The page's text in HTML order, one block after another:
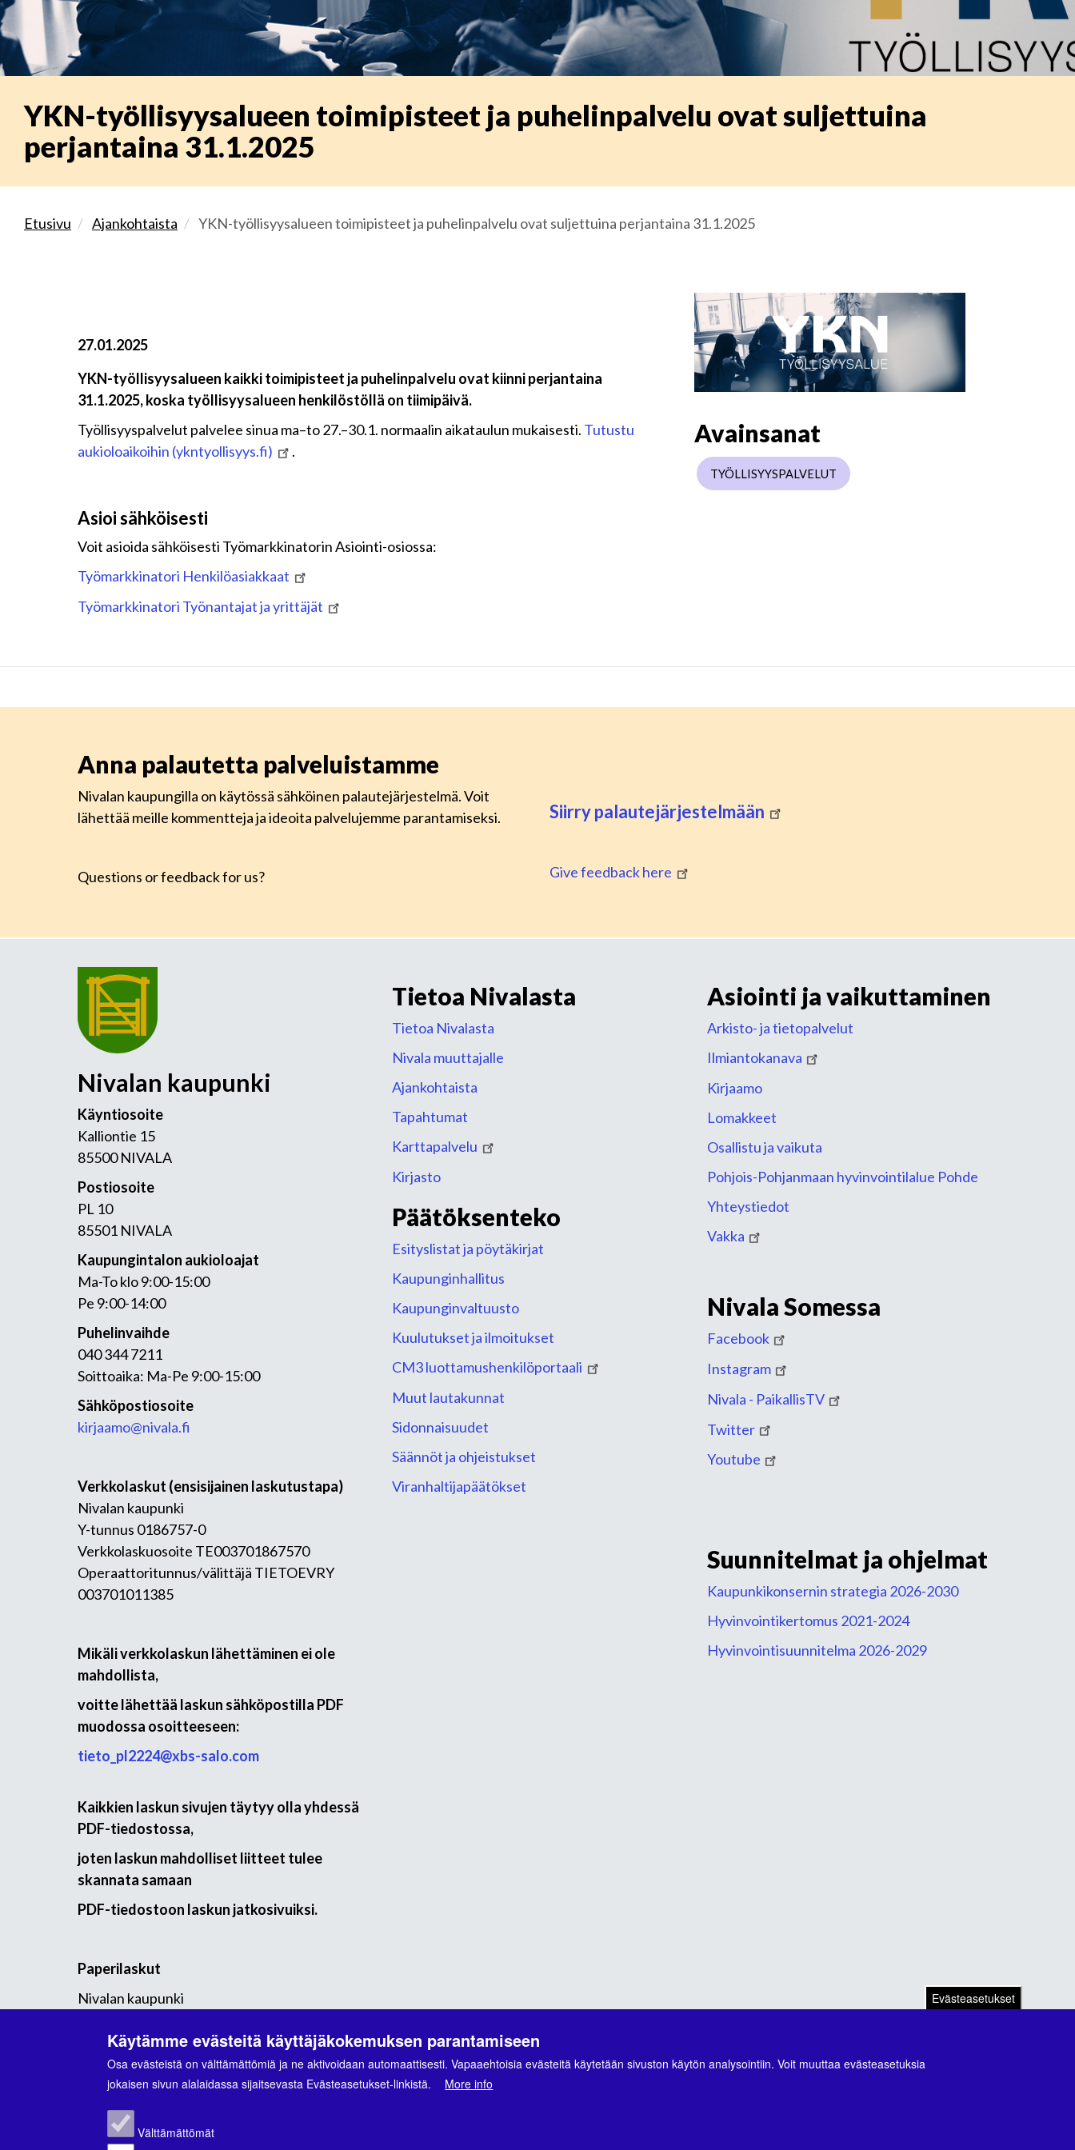
YKN-työllisyysalueen toimipisteet ja puhelinpalvelu ovat suljettuina
perjantaina 31.1.2025
Etusivu Ajankohtaista YKN-työllisyysalueen toimipisteet ja puhelinpalvelu ovat suljettuina perjantaina 31.1.2025
27.01.2025
YKN-työllisyysalueen kaikki toimipisteet ja puhelinpalvelu ovat kiinni perjantaina
31.1.2025, koska työllisyysalueen henkilöstöllä on tiimipäivä.
Työllisyyspalvelut palvelee sinua ma–to 27.–30.1. normaalin aikataulun mukaisesti. Tutustu
aukioloaikoihin (ykntyollisyys.fi)
.
Asioi sähköisesti
Voit asioida sähköisesti Työmarkkinatorin Asiointi-osiossa:
Työmarkkinatori Henkilöasiakkaat
Työmarkkinatori Työnantajat ja yrittäjät
Avainsanat
TYÖLLISYYSPALVELUT
Anna palautetta palveluistamme
Nivalan kaupungilla on käytössä sähköinen palautejärjestelmä. Voit
lähettää meille kommentteja ja ideoita palvelujemme parantamiseksi.
Questions or feedback for us?
Siirry palautejärjestelmään
Give feedback here
Nivalan kaupunki
Käyntiosoite
Kalliontie 15
85500 NIVALA
Postiosoite
PL 10
85501 NIVALA
Kaupungintalon aukioloajat
Ma-To klo 9:00-15:00
Pe 9:00-14:00
Puhelinvaihde
040 344 7211
Soittoaika: Ma-Pe 9:00-15:00
Sähköpostiosoite
kirjaamo@nivala.fi
Verkkolaskut (ensisijainen laskutustapa)
Nivalan kaupunki
Y-tunnus 0186757-0
Verkkolaskuosoite TE003701867570
Operaattoritunnus/välittäjä TIETOEVRY
003701011385
Mikäli verkkolaskun lähettäminen ei ole
mahdollista,
voitte lähettää laskun sähköpostilla PDF
muodossa osoitteeseen:
tieto_pl2224@xbs-salo.com
Kaikkien laskun sivujen täytyy olla yhdessä
PDF-tiedostossa,
joten laskun mahdolliset liitteet tulee
skannata samaan
PDF-tiedostoon laskun jatkosivuiksi.
Paperilaskut
Nivalan kaupunki
02066 DOCUSCAN
Tietoa Nivalasta
Tietoa Nivalasta
Nivala muuttajalle
Ajankohtaista
Tapahtumat
Karttapalvelu
Kirjasto
Päätöksenteko
Esityslistat ja pöytäkirjat
Kaupunginhallitus
Kaupunginvaltuusto
Kuulutukset ja ilmoitukset
CM3 luottamushenkilöportaali
Muut lautakunnat
Sidonnaisuudet
Säännöt ja ohjeistukset
Viranhaltijapäätökset
Asiointi ja vaikuttaminen
Arkisto- ja tietopalvelut
Ilmiantokanava
Kirjaamo
Lomakkeet
Osallistu ja vaikuta
Pohjois-Pohjanmaan hyvinvointilalue Pohde
Yhteystiedot
Vakka
Nivala Somessa
Facebook
Instagram
Nivala - PaikallisTV
Twitter
Youtube
Suunnitelmat ja ohjelmat
Kaupunkikonsernin strategia 2026-2030
Hyvinvointikertomus 2021-2024
Hyvinvointisuunnitelma 2026-2029
Evästeasetukset
Käytämme evästeitä käyttäjäkokemuksen parantamiseen
Osa evästeistä on välttämättömiä ja ne aktivoidaan automaattisesti. Vapaaehtoisia evästeitä käytetään sivuston käytön analysointiin. Voit muuttaa evästeasetuksia
jokaisen sivun alalaidassa sijaitsevasta Evästeasetukset-linkistä.
More info
Välttämättömät